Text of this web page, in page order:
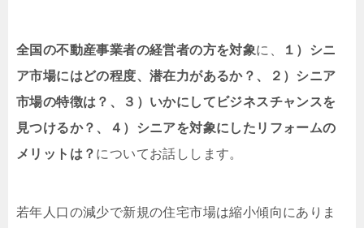
全国の不動産事業者の経営者の方を対象に、
１）シニ
ア市場にはどの程度、潜在力があるか？、２）シニア
市場の特徴は？、３）いかにしてビジネスチャンスを
見つけるか？、４）シニアを対象にしたリフォームの
メリットは？ についてお話しします。
若年人口の減少で新規の住宅市場は縮小傾向にありま